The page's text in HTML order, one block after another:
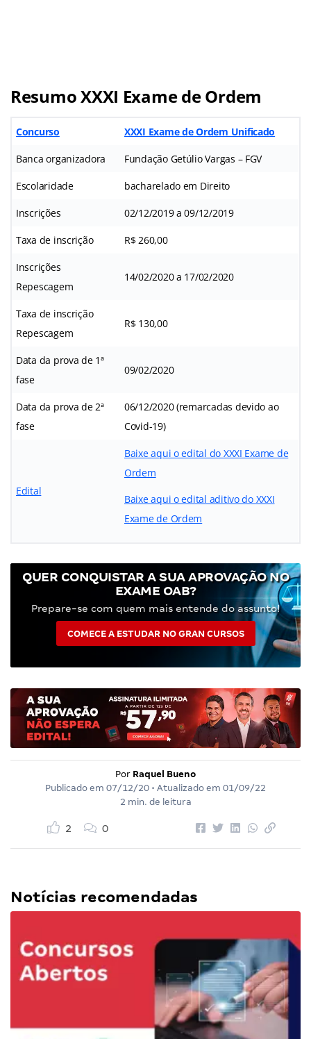
Resumo XXXI Exame de Ordem
Concurso XXXI Exame de Ordem Unificado
Banca organizadora Fundação Getúlio Vargas – FGV
Escolaridade bacharelado em Direito
Inscrições 02/12/2019 a 09/12/2019
Taxa de inscrição R$ 260,00
Inscrições
Repescagem
14/02/2020 a 17/02/2020
Taxa de inscrição
Repescagem
R$ 130,00
Data da prova de 1ª
fase
09/02/2020
Data da prova de 2ª
fase
06/12/2020 (remarcadas devido ao
Covid-19)
Edital
Baixe aqui o edital do XXXI Exame de
Ordem
Baixe aqui o edital aditivo do XXXI
Exame de Ordem
QUER CONQUISTAR A SUA APROVAÇÃO NO
EXAME OAB?
Prepare-se com quem mais entende do assunto!
COMECE A ESTUDAR NO GRAN CURSOS
Por Raquel Bueno
Publicado em 07/12/20 • Atualizado em 01/09/22
2 min. de leitura
2 0
Notícias recomendadas